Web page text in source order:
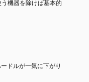
機器を除けば基本的
ドルが一気に下がり